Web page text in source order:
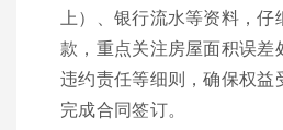
上）、银行流水等资料，
款，重点关注房屋面积误差
违约责任等细则，确保权益
完成合同签订。